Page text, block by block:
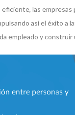
las
así el éxito a
empleado y